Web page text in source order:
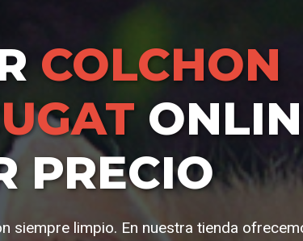
COLCHON
PRECIO
siempre limpio. En nuestra tienda